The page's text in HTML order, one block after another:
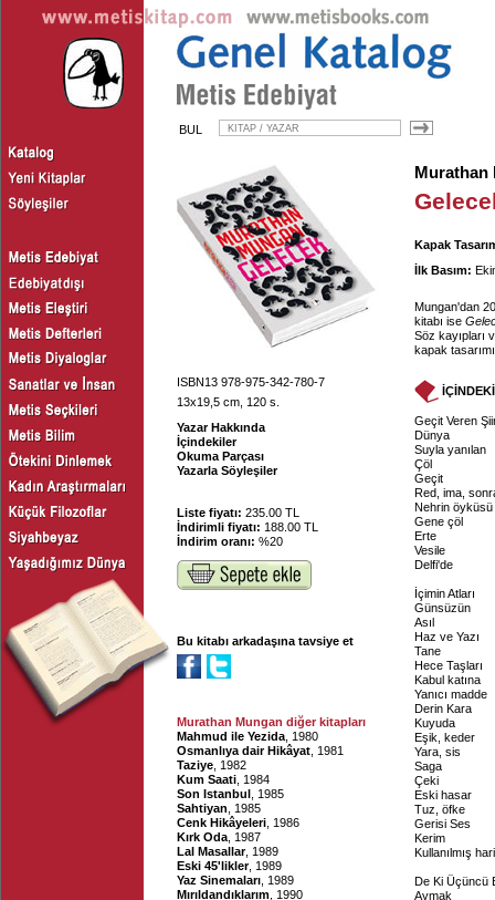
BUL
ISBN13 978-975-342-780-7
13x19,5 cm, 120 s.
Yazar Hakkında
İçindekiler
Okuma Parçası
Yazarla Söyleşiler
Liste fiyatı: 235.00 TL
İndirimli fiyatı: 188.00 TL
İndirim oranı: %20
Bu kitabı arkadaşına tavsiye et
Murathan Mungan diğer kitapları
Mahmud ile Yezida , 1980
Osmanlıya dair Hikâyat , 1981
Taziye , 1982
Kum Saati , 1984
Son Istanbul , 1985
Sahtiyan , 1985
Cenk Hikâyeleri , 1986
Kırk Oda , 1987
Lal Masallar, 1989
Eski 45'likler, 1989
Yaz Sinemaları , 1989
Mırıldandıklarım , 1990
Murathan
Kapak
İlk Basım:
Mungan'dan
kitabı ise
Söz kayıpları
kapak
Geçit Veren
Dünya
Suyla yanılan
Çöl
Geçit
Red, ima,
Nehrin öyküsü
Gene çöl
Erte
Vesile
Delfi'de
İçimin Atları
Günsüzün
Asıl
Haz ve Yazı
Tane
Hece Taşları
Kabul katına
Yanıcı madde
Derin Kara
Kuyuda
Eşik, keder
Yara, sis
Saga
Çeki
Eski hasar
Tuz, öfke
Gerisi Ses
Kerim
Kullanılmış
De Ki Üçüncü
Aymak